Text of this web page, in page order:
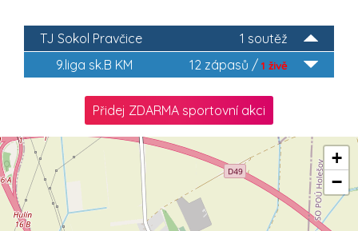
1 soutěž
TJ Sokol Pravčice
12 zápasů / 1 živě
9.liga sk.B KM
Přidej ZDARMA sportovní akci
+
−